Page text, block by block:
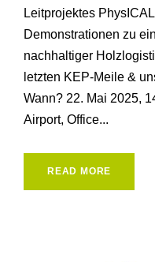
Leitprojektes
Demonstrationen zu
nachhaltiger
letzten KEP-Meile &
Wann? 22. Mai 2025,
Airport, Office...
READ MORE